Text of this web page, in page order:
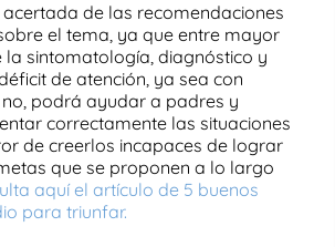
de las recomendaciones
el tema, ya que entre mayor
la sintomatología, diagnóstico y
de atención, ya sea con
podrá ayudar a padres y
correctamente las situaciones
de creerlos incapaces de lograr
que se proponen a lo largo
aquí el artículo de 5 buenos
para triunfar.